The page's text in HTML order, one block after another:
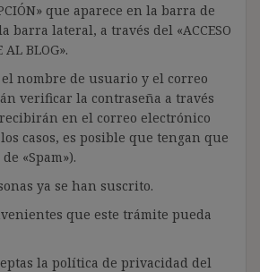
que aparece en la barra de
barra lateral, a través del «ACCESO
AL BLOG».
nombre de usuario y el correo
verificar la contraseña a través
en el correo electrónico
casos, es posible que tengan que
«Spam»).
ya se han suscrito.
que este trámite pueda
la política de privacidad del